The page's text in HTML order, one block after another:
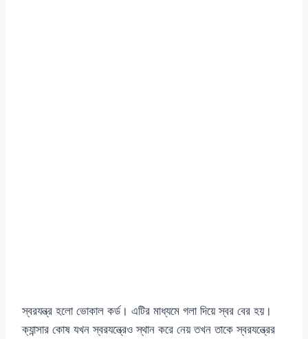
স্বরযন্ত্র হলো ভোকাল কর্ড। এটির মাধ্যমে গলা দিয়ে স্বর বের হয়।
ক্যান্সার কোষ যখন স্বরযন্ত্রেও স্থান করে নেয় তখন তাকে স্বরযন্ত্রের